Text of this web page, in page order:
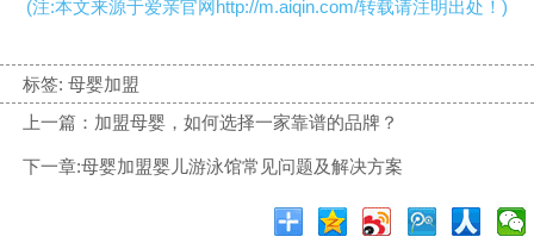
(注:本文来源于爱亲官网http://m.aiqin.com/转载请注明出处！)
标签: 母婴加盟
上一篇：加盟母婴，如何选择一家靠谱的品牌？
下一章:母婴加盟婴儿游泳馆常见问题及解决方案